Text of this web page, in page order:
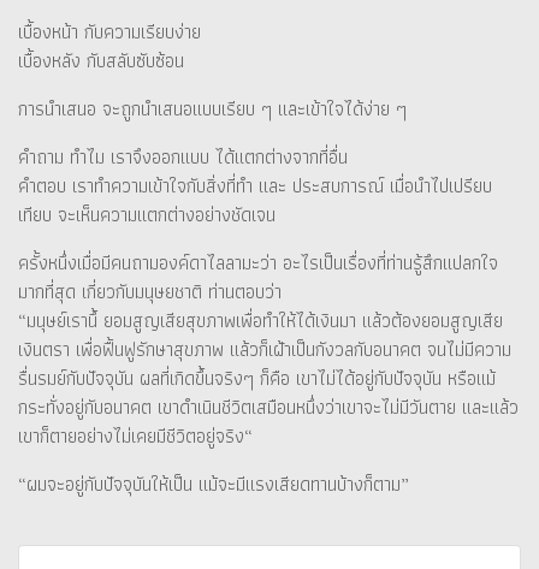
เบื้องหน้า กับความเรียบง่าย
เบื้องหลัง กับสลับซับซ้อน
การนำเสนอ จะถูกนำเสนอแบบเรียบ ๆ และเข้าใจได้ง่าย ๆ
คำถาม ทำไม เราจึงออกแบบ ได้แตกต่างจากที่อื่น
คำตอบ เราทำความเข้าใจกับสิ่งที่ทำ และ ประสบการณ์ เมื่อนำไปเปรียบ
เทียบ จะเห็นความแตกต่างอย่างชัดเจน
ครั้งหนึ่งเมื่อมีคนถามองค์ดาไลลามะว่า อะไรเป็นเรื่องที่ท่านรู้สึกแปลกใจ
มากที่สุด เกี่ยวกับมนุษยชาติ ท่านตอบว่า
“มนุษย์เรานึ้ ยอมสูญเสียสุขภาพเพื่อทำให้ได้เงินมา แล้วต้องยอมสูญเสีย
เงินตรา เพื่อฟื้นฟูรักษาสุขภาพ แล้วก็เฝ้าเป็นกังวลกับอนาคต จนไม่มีความ
รื่นรมย์กับปัจจุบัน ผลที่เกิดขึ้นจริงๆ ก็คือ เขาไม่ได้อยู่กับปัจจุบัน หรือแม้
กระทั่งอยู่กับอนาคต เขาดำเนินชีวิตเสมือนหนึ่งว่าเขาจะไม่มีวันตาย และแล้ว
เขาก็ตายอย่างไม่เคยมีชีวิตอยู่จริง“
“ผมจะอยู่กับปัจจุบันให้เป็น แม้จะมีแรงเสียดทานบ้างก็ตาม”